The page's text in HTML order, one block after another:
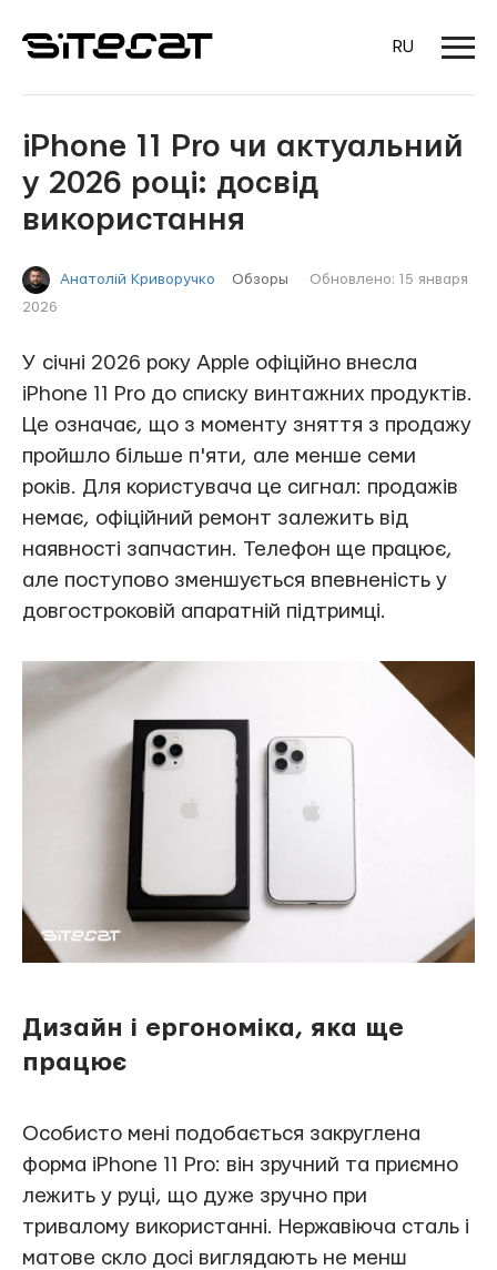
RU
iPhone 11 Pro чи актуальний
у 2026 році: досвід
використання
Анатолій Криворучко Обзоры
Обновлено: 15 января
2026
У січні 2026 року Apple офіційно внесла
iPhone 11 Pro до списку винтажних продуктів.
Це означає, що з моменту зняття з продажу
пройшло більше п'яти, але менше семи
років. Для користувача це сигнал: продажів
немає, офіційний ремонт залежить від
наявності запчастин. Телефон ще працює,
але поступово зменшується впевненість у
довгостроковій апаратній підтримці.
Дизайн і ергономіка, яка ще
працює
Особисто мені подобається закруглена
форма iPhone 11 Pro: він зручний та приємно
лежить у руці, що дуже зручно при
тривалому використанні. Нержавіюча сталь і
матове скло досі виглядають не менш